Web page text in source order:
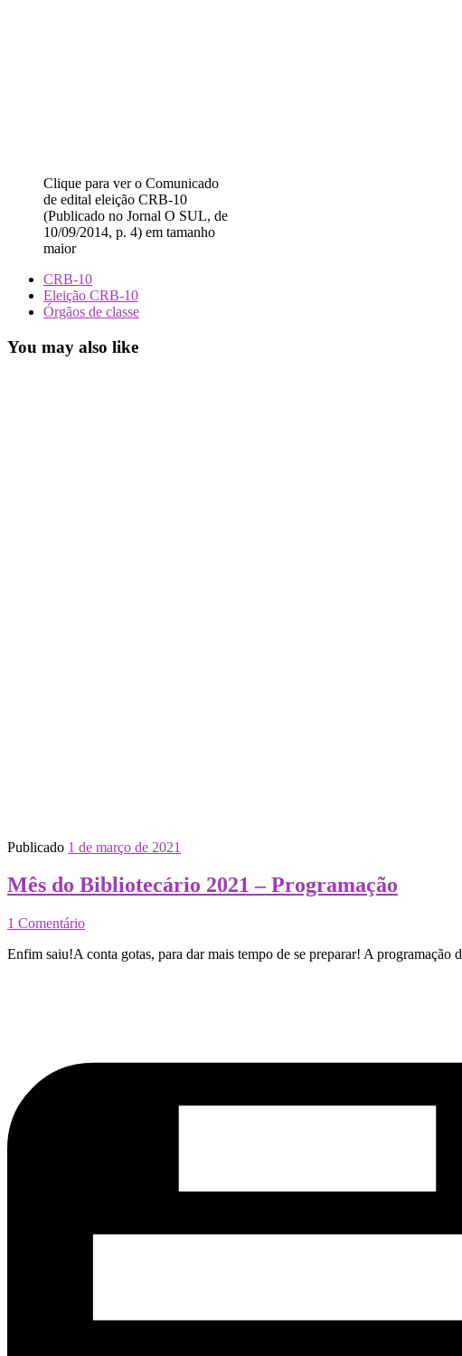
Clique para ver o Comunicado
de edital eleição CRB-10
(Publicado no Jornal O SUL, de
10/09/2014, p. 4) em tamanho
maior
CRB-10
Eleição CRB-10
Órgãos de classe
You may also like
Publicado 1 de março de 2021
Mês do Bibliotecário 2021 – Programação
1 Comentário
Enfim saiu!A conta gotas, para dar mais tempo de se preparar! A